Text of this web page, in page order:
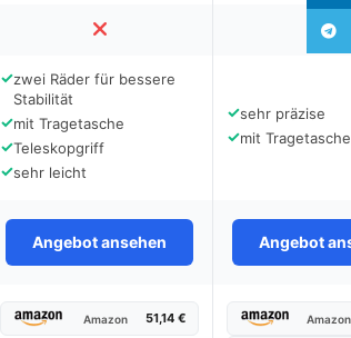
✓zwei Räder für bessere
Stabilität
✓mit Tragetasche
✓Teleskopgriff
✓sehr leicht
✓sehr präzise
✓mit Tragetasche
Angebot ansehen Angebot
Amazon 51,14 € Amazon